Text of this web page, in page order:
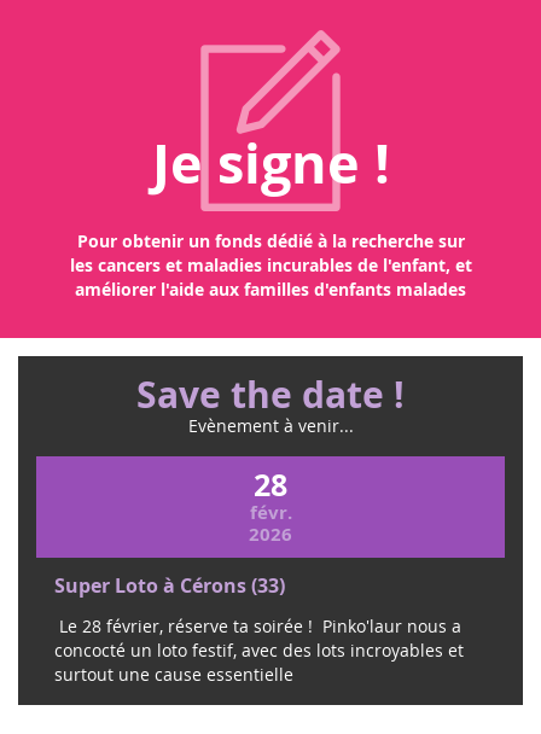
Je signe !
Pour obtenir un fonds dédié à la recherche sur
les cancers et maladies incurables de l'enfant, et
améliorer l'aide aux familles d'enfants malades
Save the date !
Evènement à venir...
28
févr.
2026
Super Loto à Cérons (33)
Le 28 février, réserve ta soirée ! Pinko'laur nous a
concocté un loto festif, avec des lots incroyables et
surtout une cause essentielle